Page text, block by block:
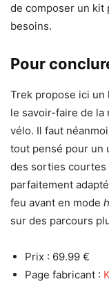
de composer un kit
besoins.
Pour
Trek propose ici
le savoir-faire de la
vélo. Il faut
tout pensé pour un
des sorties courtes
parfaitement
feu avant en mode
sur des parcours
Prix : 69.99 €
Page fabricant :